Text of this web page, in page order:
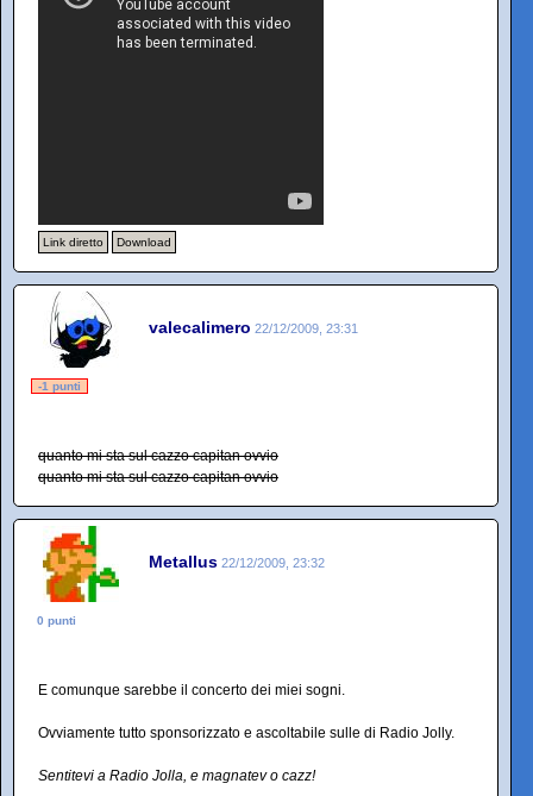
Link diretto Download
valecalimero 22/12/2009, 23:31
-1 punti
quanto mi sta sul cazzo capitan ovvio
quanto mi sta sul cazzo capitan ovvio
Metallus 22/12/2009, 23:32
0 punti
E comunque sarebbe il concerto dei miei sogni.
Ovviamente tutto sponsorizzato e ascoltabile sulle di Radio Jolly.
Sentitevi a Radio Jolla, e magnatev o cazz!